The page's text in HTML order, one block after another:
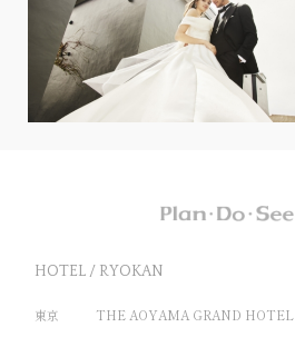
HOTEL / RYOKAN
東京
THE AOYAMA GRAND HOTEL